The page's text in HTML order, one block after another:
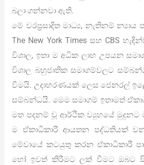
බලා ගන්නවා ඇති.
මේ වරප්‍රසාදිත මාධ්‍ය, නැතිනම්
The New York Times සහ CBS
විශාල, ඉතා ම අධික ලාභ උපයන
විශාල බහුජාතික සමාගම්වලට
වීමයි. උදාහරණයක් ලෙස ජෙනරල්
සම්බන්ධයි. මෙම සමාගම් ඉතාමත්
මත පදනම් වූ ආර්ථික ව්‍යුහයේ
ම ඒකාධිකාරී ආයතන පද්ධතියක්
මේවායේ කටයුතු කරන ඒකාධිකාරී
හෝ ඉවත් කිරීමට ලක් වීමට ඔබට